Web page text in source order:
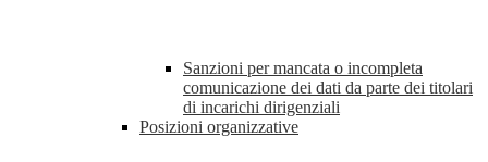
Sanzioni per mancata o incompleta
comunicazione dei dati da parte dei titolari
di incarichi dirigenziali
Posizioni organizzative